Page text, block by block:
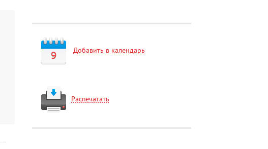
9 Добавить в календарь
Распечатать